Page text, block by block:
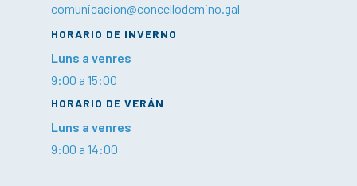
comunicacion@concellodemino.gal
HORARIO DE INVERNO
Luns a venres
9:00 a 15:00
HORARIO DE VERÁN
Luns a venres
9:00 a 14:00